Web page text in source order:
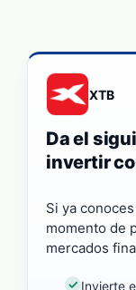
XTB
Da el
invertir
Si ya
momento de
mercados
Invierte